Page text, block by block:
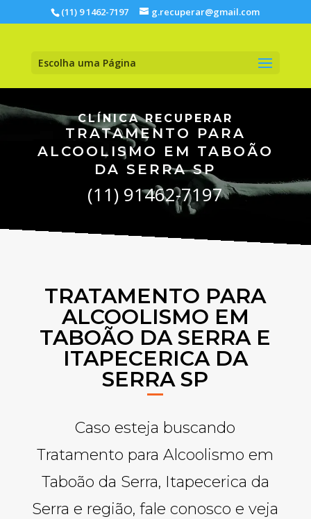
(11) 9 1462-7197 g.recuperar@gmail.com
Escolha uma Página
CLÍNICA RECUPERAR
TRATAMENTO PARA
ALCOOLISMO EM TABOÃO
DA SERRA SP
(11) 91462-7197
TRATAMENTO PARA
ALCOOLISMO EM
TABOÃO DA SERRA E
ITAPECERICA DA
SERRA SP
Caso esteja buscando
Tratamento para Alcoolismo em
Taboão da Serra, Itapecerica da
Serra e região, fale conosco e veja